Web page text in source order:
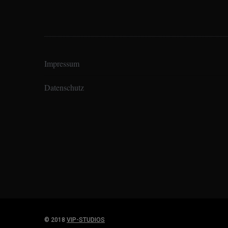
Impressum
Datenschutz
© 2018 VIP-STUDIOS